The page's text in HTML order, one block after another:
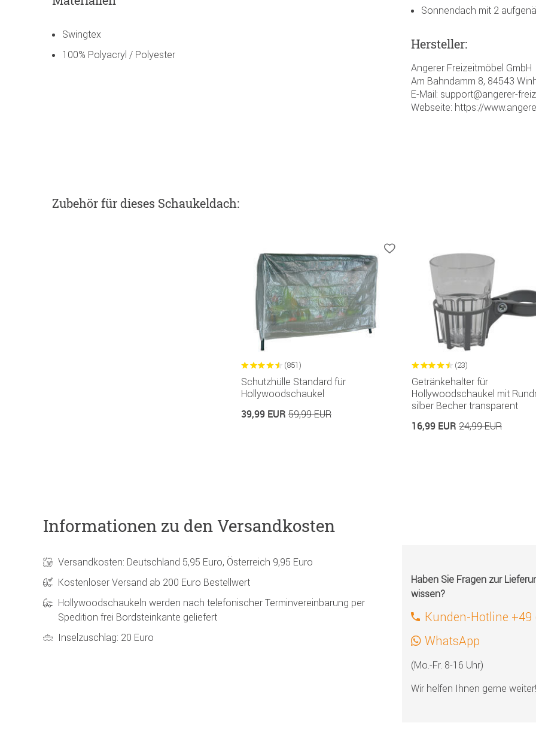
Swingtex
100% Polyacryl / Polyester
Sonnendach mit 2
Hersteller:
Angerer Freizeitmöbel GmbH
Am Bahndamm 8, 84543
E-Mail: support@angerer-
Webseite: https://
Zubehörfür dieses Schaukeldach:
(851)
Schutzhülle Standard für
Hollywoodschaukel
39,99 EUR 59,99 EUR
(23)
Getränkehalter für
Hollywoodschaukel mit
silber Becher transparent
16,99 EUR 24,99 EUR
Informationen zu den Versandkosten
Versandkosten: Deutschland 5,95 Euro, Österreich 9,95 Euro
Kostenloser Versand ab 200 Euro Bestellwert
Hollywoodschaukeln werden nach telefonischer Terminvereinbarung per
Spedition frei Bordsteinkante geliefert
Inselzuschlag: 20 Euro
Haben Sie Fragen zur
wissen?
Kunden-Hotline +49
WhatsApp
(Mo.-Fr. 8-16 Uhr)
Wir helfen Ihnen gerne weiter!